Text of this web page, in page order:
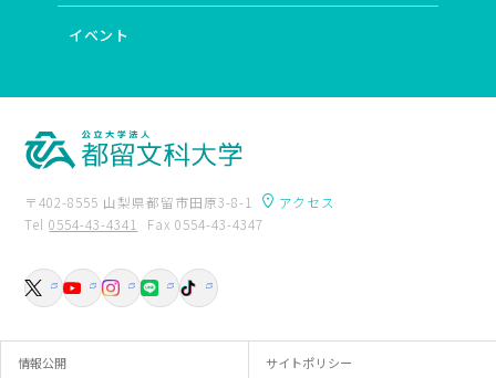
入試資料請求
お問い合わせ
イベント
〒402-8555 山梨県都留市田原3-8-1
アクセス
Tel0554-43-4341 Fax 0554-43-4347
情報公開 サイトポリシー